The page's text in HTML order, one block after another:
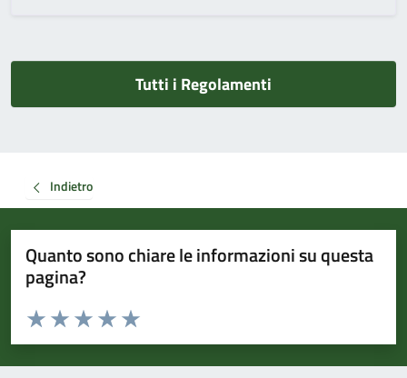
Tutti i Regolamenti
Indietro
Quanto sono chiare le informazioni su questa
pagina?
Valuta da 1 a 5 stelle la pagina
Valuta 5 stelle su 5
Valuta 4 stelle su 5
Valuta 3 stelle su 5
Valuta 2 stelle su 5
Valuta 1 stelle su 5